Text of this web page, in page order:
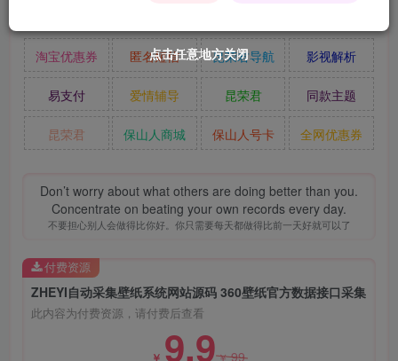
淘宝优惠券 匿名短信 昆荣君导航 影视解析
易支付 爱情辅导 昆荣君 同款主题
昆荣君 保山人商城 保山人号卡 全网优惠券
Don’t worry about what others are doing better than you.
Concentrate on beating your own records every day.
不要担心别人会做得比你好。你只需要每天都做得比前一天好就可以了
ZHEYI自动采集壁纸系统网站源码 360壁纸官方数据接口采集
此内容为付费资源，请付费后查看
￥ 9.9￥99
付费资源
点击任意地方关闭
点击任意地方关闭
点击任意地方关闭
点击任意地方关闭
点击任意地方关闭
点击任意地方关闭